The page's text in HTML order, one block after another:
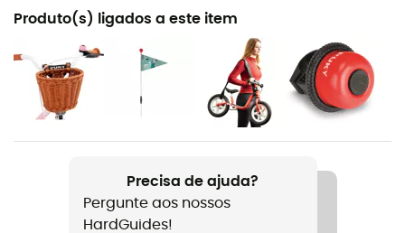
Recomendado para
Género
Criança
Peso
Nome do produto
Produto(s) ligados a este item
Precisa de ajuda?
Pergunte aos nossos
HardGuides!